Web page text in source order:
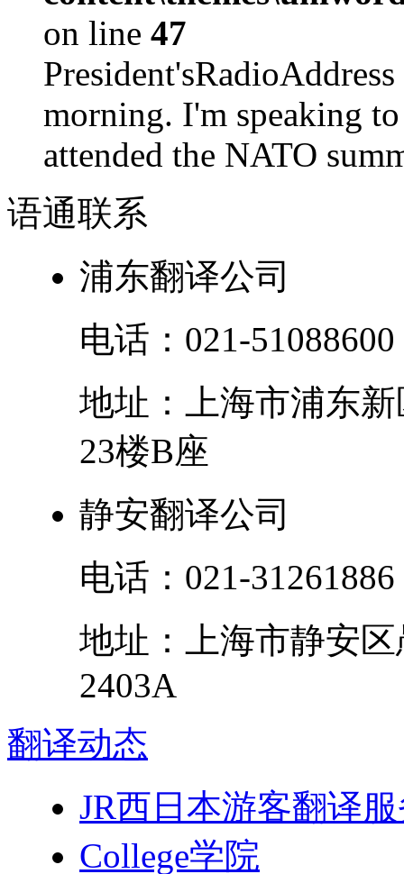
on line 47
morning. I'm speaking
attended the NATO
语通联系
浦东翻译公司
电话： 021-51088600
地址：
上海市浦东新
23楼B座
静安翻译公司
电话： 021-31261886
地址：
上海市静安区
2403A
翻译动态
JR西日本游客翻译
College学院